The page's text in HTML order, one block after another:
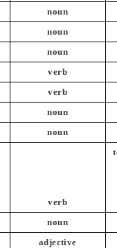
noun
noun
noun
verb
verb
noun
noun
verb
noun
adjective